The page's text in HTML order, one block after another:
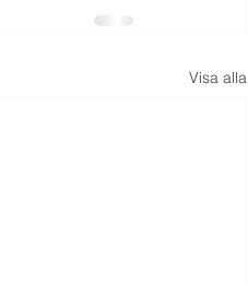
Visa alla